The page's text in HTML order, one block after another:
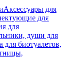
Аксессуары для
для
для
души для
для биотуалетов,